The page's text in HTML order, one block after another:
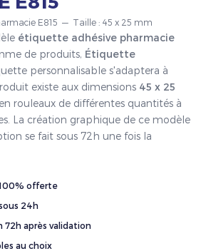
E815 — Taille : 45 x 25 mm
étiquette adhésive pharmacie
de produits, Étiquette
personnalisable s'adaptera à
existe aux dimensions 45 x 25
rouleaux de différentes quantités à
La création graphique de ce modèle
se fait sous 72h une fois la
offerte
24h
72h après validation
au choix